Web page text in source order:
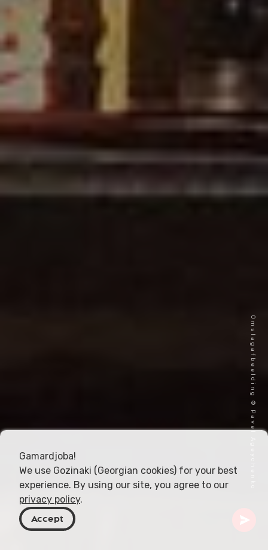
Omslagafbeelding © Pavel Ageychenko
Gamardjoba!
We use Gozinaki (Georgian cookies) for your best
experience. By using our site, you agree to our
privacy policy.
Accept